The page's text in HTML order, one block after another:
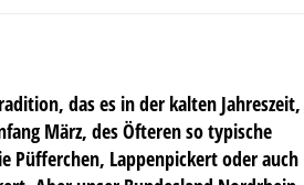
das es in der kalten Jahreszeit,
März, des Öfteren so typische
Püfferchen, Lappenpickert oder auch